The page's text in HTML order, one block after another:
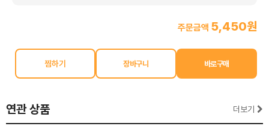
주문금액 5,450원
찜하기
연관 상품 더보기